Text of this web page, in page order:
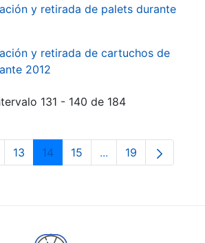
y retirada de palets durante
y retirada de cartuchos de
2012
131 - 140 de 184
intermedias Use TAB para
Página
13 Página
14 Página
15 ...PáginasPágina
19